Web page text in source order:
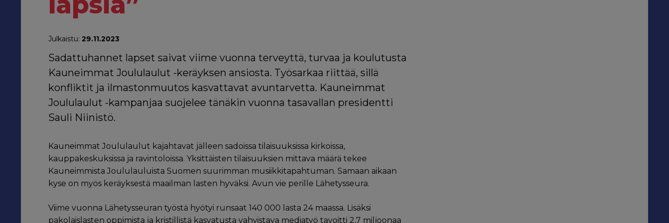
Julkaistu: 29.11.2023
Sadattuhannet lapset saivat viime vuonna terveyttä, turvaa ja koulutusta
Kauneimmat Joululaulut -keräyksen ansiosta. Työsarkaa riittää, sillä
konfliktit ja ilmastonmuutos kasvattavat avuntarvetta. Kauneimmat
Joululaulut -kampanjaa suojelee tänäkin vuonna tasavallan presidentti
Sauli Niinistö.
Kauneimmat Joululaulut kajahtavat jälleen sadoissa tilaisuuksissa kirkoissa,
kauppakeskuksissa ja ravintoloissa. Yksittäisten tilaisuuksien mittava määrä tekee
Kauneimmista Joululauluista Suomen suurimman musiikkitapahtuman. Samaan aikaan
kyse on myös keräyksestä maailman lasten hyväksi. Avun vie perille Lähetysseura.
Viime vuonna Lähetysseuran työstä hyötyi runsaat 140 000 lasta 24 maassa. Lisäksi
pakolaislasten oppimista ja kristillistä kasvatusta vahvistava mediatyö tavoitti 2,7 miljoonaa